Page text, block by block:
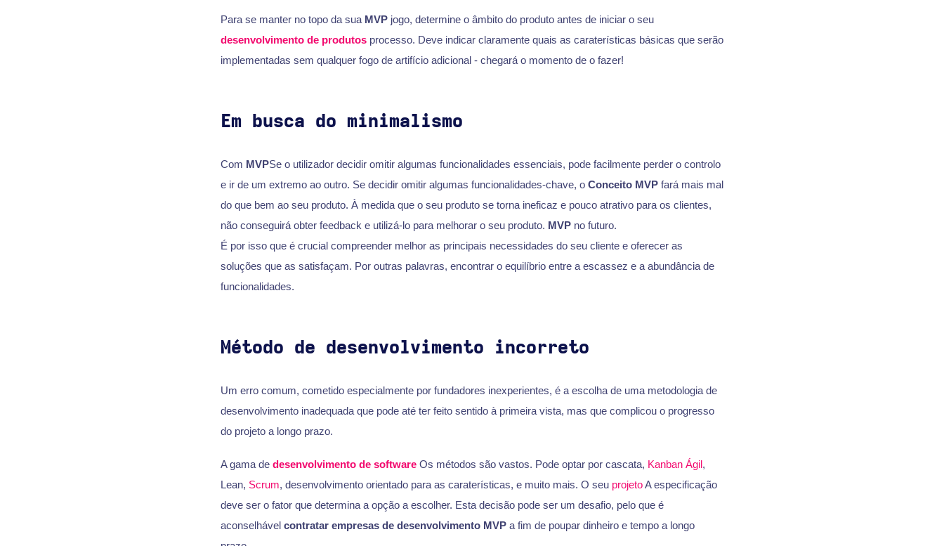
Para se manter no topo da sua MVPjogo, determine o âmbito do produto antes de iniciar o seu
desenvolvimento de produtosprocesso. Deve indicar claramente quais as caraterísticas básicas que serão
implementadas sem qualquer fogo de artifício adicional - chegará o momento de o fazer!
Em busca do minimalismo
Com MVPSe o utilizador decidir omitir algumas funcionalidades essenciais, pode facilmente perder o controlo
e ir de um extremo ao outro. Se decidir omitir algumas funcionalidades-chave, o Conceito MVPfará mais mal
do que bem ao seu produto. À medida que o seu produto se torna ineficaz e pouco atrativo para os clientes,
não conseguirá obter feedback e utilizá-lo para melhorar o seu produto. MVPno futuro.
É por isso que é crucial compreender melhor as principais necessidades do seu cliente e oferecer as
soluções que as satisfaçam. Por outras palavras, encontrar o equilíbrio entre a escassez e a abundância de
funcionalidades.
Método de desenvolvimento incorreto
Um erro comum, cometido especialmente por fundadores inexperientes, é a escolha de uma metodologia de
desenvolvimento inadequada que pode até ter feito sentido à primeira vista, mas que complicou o progresso
do projeto a longo prazo.
A gama de desenvolvimento de softwareOs métodos são vastos. Pode optar por cascata, Kanban Ágil,
Lean, Scrum, desenvolvimento orientado para as caraterísticas, e muito mais. O seu projetoA especificação
deve ser o fator que determina a opção a escolher. Esta decisão pode ser um desafio, pelo que é
aconselhável contratar empresas de desenvolvimento MVPa fim de poupar dinheiro e tempo a longo